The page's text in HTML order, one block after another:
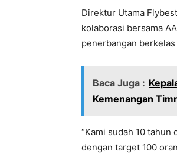
Direktur Utama
kolaborasi bersama
penerbangan
Baca Juga :
Kemenangan
“Kami sudah 10 tahun
dengan target 100